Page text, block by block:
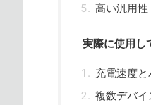
高い汎用
実際に使用し
充電速度
複数デバ